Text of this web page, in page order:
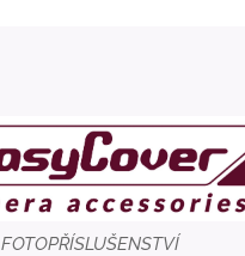
FOTOPŘÍSLUŠENSTVÍ